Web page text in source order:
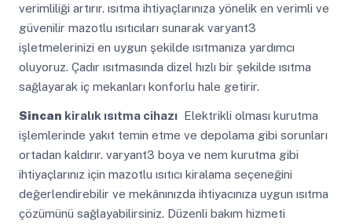
verimliliği artırır. ısıtma ihtiyaçlarınıza yönelik en verimli ve
güvenilir mazotlu ısıtıcıları sunarak varyant3
işletmelerinizi en uygun şekilde ısıtmanıza yardımcı
oluyoruz. Çadır ısıtmasında dizel hızlı bir şekilde ısıtma
sağlayarak iç mekanları konforlu hale getirir.
Sincan kiralık ısıtma cihazıElektrikli olması kurutma
işlemlerinde yakıt temin etme ve depolama gibi sorunları
ortadan kaldırır. varyant3 boya ve nem kurutma gibi
ihtiyaçlarınız için mazotlu ısıtıcı kiralama seçeneğini
değerlendirebilir ve mekânınızda ihtiyacınıza uygun ısıtma
çözümünü sağlayabilirsiniz. Düzenli bakım hizmeti